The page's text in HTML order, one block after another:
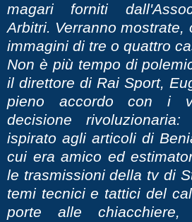
magari forniti
Arbitri. Verranno mostrate,
immagini di tre o quattro
Non è più tempo di
il direttore di Rai Sport,
pieno accordo con i
decisione
ispirato agli articoli di
cui era amico ed
le trasmissioni della tv di
temi tecnici e tattici del
porte alle